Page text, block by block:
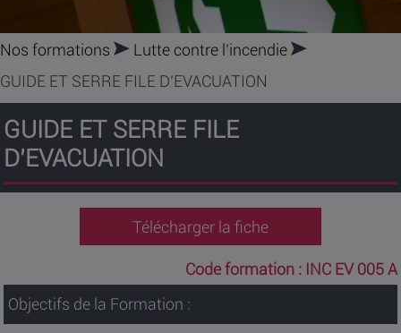
Nos formations
Lutte contre l’incendie
GUIDE ET SERRE FILE D’EVACUATION
GUIDE ET SERRE FILE
D’EVACUATION
Télécharger la fiche
Code formation :INC EV 005 A
Objectifs de la Formation :